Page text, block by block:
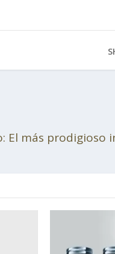
El más prodigioso